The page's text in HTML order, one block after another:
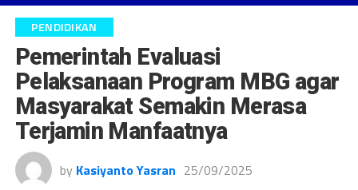
PENDIDIKAN
Pemerintah Evaluasi
Pelaksanaan Program MBG agar
Masyarakat Semakin Merasa
Terjamin Manfaatnya
by Kasiyanto Yasran 25/09/2025